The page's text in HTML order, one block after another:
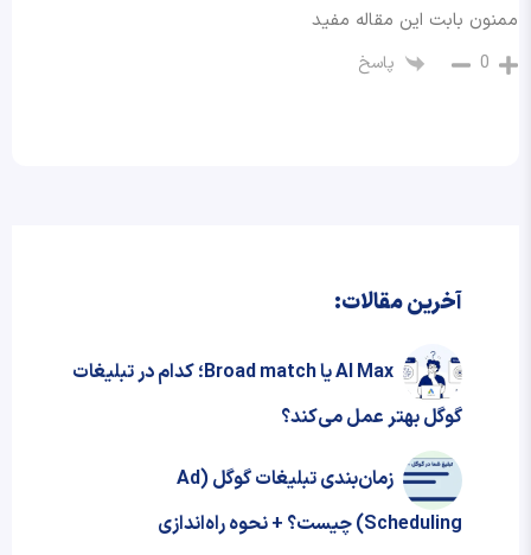
ممنون بابت این مقاله مفید
0 پاسخ
آخرین مقالات:
AI Max یا Broad match؛ کدام در تبلیغات
گوگل بهتر عمل می‌کند؟
زمان‌بندی تبلیغات گوگل (Ad
Scheduling) چیست؟ + نحوه‌ راه‌اندازی